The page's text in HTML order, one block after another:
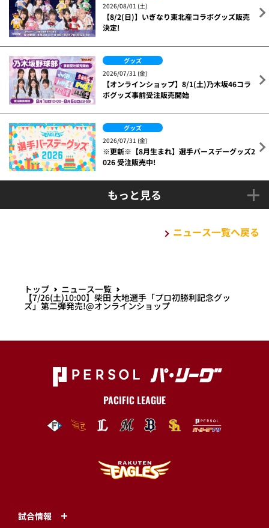
2026/08/01 (土)
【8/2(日)】いぎなり東北産コラボグッズ販売
決定!
グッズ
2026/07/31 (金)
【オンラインショップ】8/1(土)乃木坂46コラ
ボグッズ事前受注販売開始
グッズ
2026/07/31 (金)
※更新※【8月生まれ】選手バースデーグッズ2
026 受注販売中!
もっと見る
ニュース一覧へ戻る
トップ ニュース一覧
【7/26(土)10:00】柴田 大地選手「プロ初勝利記念グッ
ズ」第二弾発売!@オンラインショップ
PACIFIC LEAGUE
試合情報